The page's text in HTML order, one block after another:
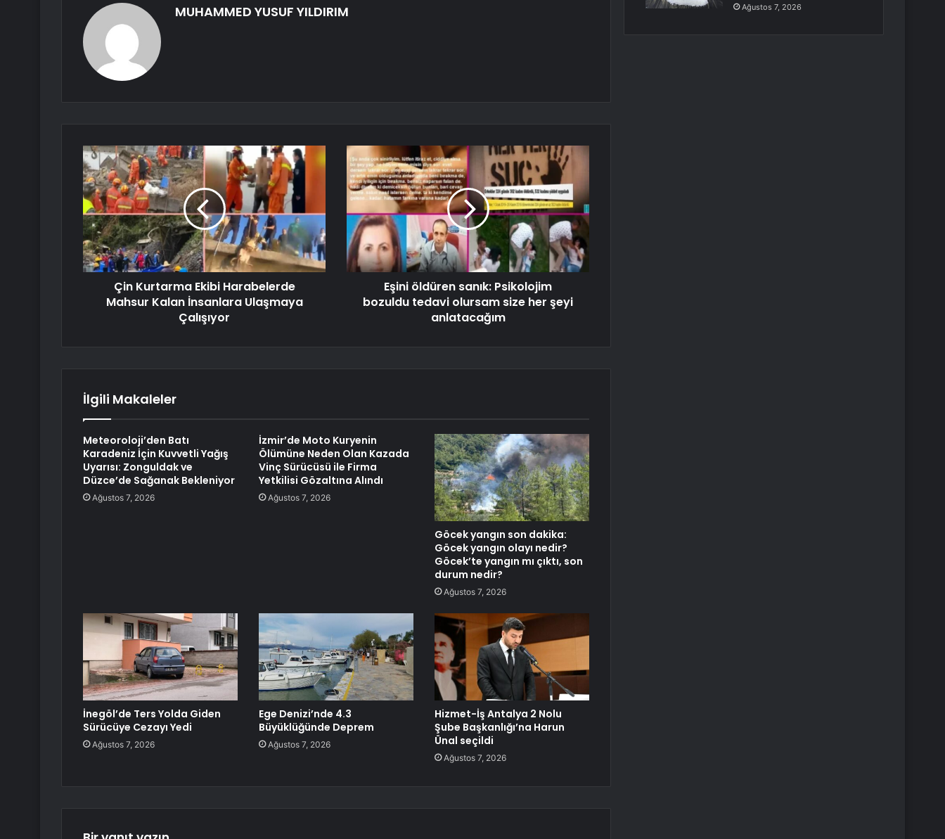
MUHAMMED YUSUF YILDIRIM
Çin Kurtarma Ekibi Harabelerde
Mahsur Kalan İnsanlara Ulaşmaya
Çalışıyor
Eşini öldüren sanık: Psikolojim
bozuldu tedavi olursam size her şeyi
anlatacağım
İlgili Makaleler
Meteoroloji’den Batı
Karadeniz İçin Kuvvetli Yağış
Uyarısı: Zonguldak ve
Düzce’de Sağanak Bekleniyor
Ağustos 7, 2026
İzmir’de Moto Kuryenin
Ölümüne Neden Olan Kazada
Vinç Sürücüsü ile Firma
Yetkilisi Gözaltına Alındı
Ağustos 7, 2026
Göcek yangın son dakika:
Göcek yangın olayı nedir?
Göcek’te yangın mı çıktı, son
durum nedir?
Ağustos 7, 2026
İnegöl’de Ters Yolda Giden
Sürücüye Cezayı Yedi
Ağustos 7, 2026
Ege Denizi’nde 4.3
Büyüklüğünde Deprem
Ağustos 7, 2026
Hizmet-İş Antalya 2 Nolu
Şube Başkanlığı’na Harun
Ünal seçildi
Ağustos 7, 2026
Ağustos 7, 2026